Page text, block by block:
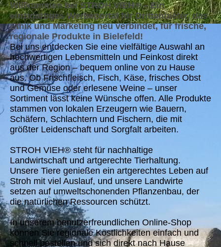
Willkommen bei STROH VIEH® – Ein
einzigartiges Werbeportal für Drittanbieter, das
Ethik und Marketing neu verbindet, für frische,
regionale Produkte in Bielefeld!
Bei uns entdecken Sie eine vielfältige Auswahl an
hochwertigen Lebensmitteln und Feinkost direkt
aus der Region – bequem online von zu Hause
aus. Ob Frischfleisch, Fisch, Käse, frisches Obst
und Gemüse oder erlesene Weine – unser
Sortiment lässt keine Wünsche offen. Alle Produkte
stammen von lokalen Erzeugern wie Bauern,
Schäfern, Schlachtern und Fischern, die mit
größter Leidenschaft und Sorgfalt arbeiten.
STROH VIEH® steht für nachhaltige
Landwirtschaft und artgerechte Tierhaltung.
Unsere Tiere genießen ein artgerechtes Leben auf
Stroh mit viel Auslauf, und unsere Landwirte
setzen auf umweltschonenden Pflanzenbau, der
die natürlichen Ressourcen schützt.
In unserem benutzerfreundlichen Online-Shop
können Sie regionale Köstlichkeiten einfach und
schnell bestellen und sich direkt nach Hause